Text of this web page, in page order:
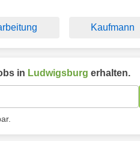
Kaufmann
in Ludwigsburg erhalten.